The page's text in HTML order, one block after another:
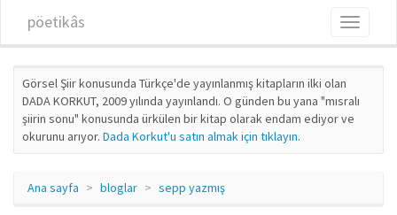
pöetikâs
Toggle
Görsel Şiir konusunda Türkçe'de yayınlanmış kitapların ilki olan
DADA KORKUT, 2009 yılında yayınlandı. O günden bu yana "mısralı
şiirin sonu" konusunda ürkülen bir kitap olarak endam ediyor ve
okurunu arıyor. Dada Korkut'u satın almak için tıklayın.
Ana sayfa bloglar sepp yazmış